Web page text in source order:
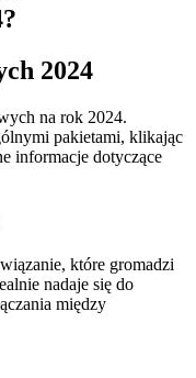
2024
na rok 2024.
pakietami, klikając
informacje dotyczące
które gromadzi
nadaje się do
między